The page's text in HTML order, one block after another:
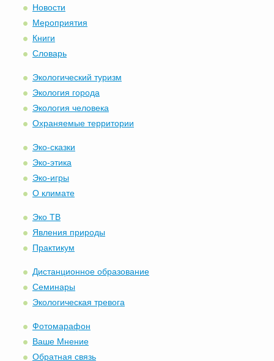
Новости
Мероприятия
Книги
Словарь
Экологический туризм
Экология города
Экология человека
Охраняемые территории
Эко-сказки
Эко-этика
Эко-игры
О климате
Эко ТВ
Явления природы
Практикум
Дистанционное образование
Семинары
Экологическая тревога
Фотомарафон
Ваше Мнение
Обратная связь